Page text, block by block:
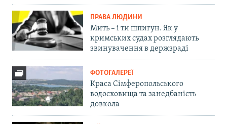
ПРАВА ЛЮДИНИ
Мить – і ти шпигун. Як у
кримських судах розглядають
звинувачення в держзраді
ФОТОГАЛЕРЕЇ
Краса Сімферопольського
водосховища та занедбаність
довкола